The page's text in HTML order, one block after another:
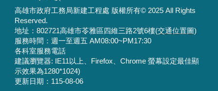
高雄市政府工務局新建工程處 版權所有© 2025 All Rights
Reserved.
地址：802721高雄市苓雅區四維三路2號6樓(交通位置圖)
服務時間：週一至週五 AM08:00~PM17:30
各科室服務電話
建議瀏覽器: IE11以上、Firefox、Chrome 螢幕設定最佳顯
示效果為1280*1024)
更新日期： 115-08-06